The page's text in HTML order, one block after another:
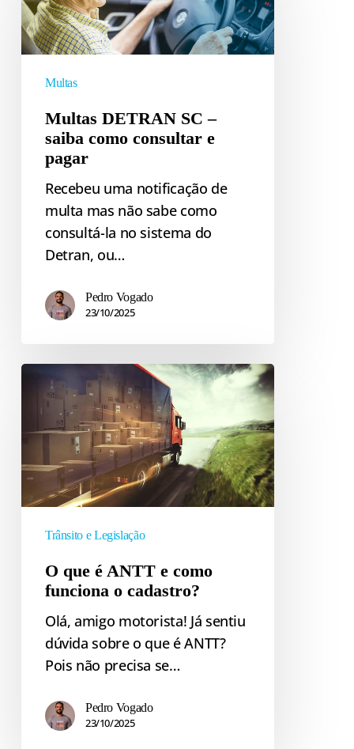
SC
–
saiba
como
pagar
Multas
Multas DETRAN SC –
saiba como consultar e
pagar
Recebeu uma notificação de
multa mas não sabe como
consultá-la no sistema do
Detran, ou…
Pedro Vogado
23/10/2025
O
ANTT
e
como
funciona
Trânsito e Legislação
O que é ANTT e como
funciona o cadastro?
Olá, amigo motorista! Já sentiu
dúvida sobre o que é ANTT?
Pois não precisa se…
Pedro Vogado
23/10/2025